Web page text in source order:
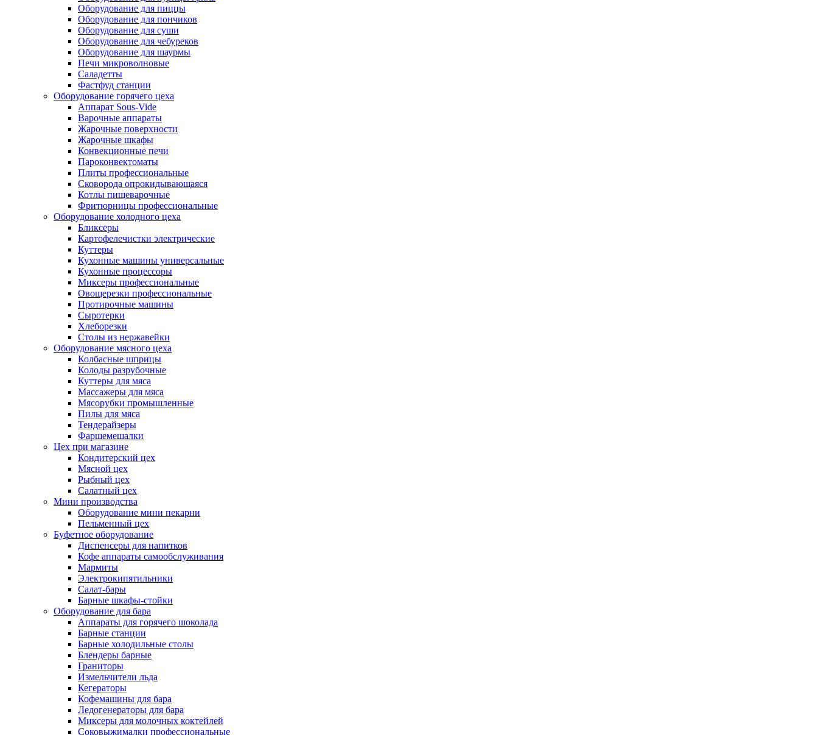
Оборудование для пиццы
Оборудование для пончиков
Оборудование для суши
Оборудование для чебуреков
Оборудование для шаурмы
Печи микроволновые
Саладетты
Фастфуд станции
Оборудование горячего цеха
Аппарат Sous-Vide
Варочные аппараты
Жарочные поверхности
Жарочные шкафы
Конвекционные печи
Пароконвектоматы
Плиты профессиональные
Сковорода опрокидывающаяся
Котлы пищеварочные
Фритюрницы профессиональные
Оборудование холодного цеха
Бликсеры
Картофелечистки электрические
Куттеры
Кухонные машины универсальные
Кухонные процессоры
Миксеры профессиональные
Овощерезки профессиональные
Протирочные машины
Сыротерки
Хлеборезки
Столы из нержавейки
Оборудование мясного цеха
Колбасные шприцы
Колоды разрубочные
Куттеры для мяса
Массажеры для мяса
Мясорубки промышленные
Пилы для мяса
Тендерайзеры
Фаршемешалки
Цех при магазине
Кондитерский цех
Мясной цех
Рыбный цех
Салатный цех
Мини производства
Оборудование мини пекарни
Пельменный цех
Буфетное оборудование
Диспенсеры для напитков
Кофе аппараты самообслуживания
Мармиты
Электрокипятильники
Cалат-бары
Барные шкафы-стойки
Оборудование для бара
Аппараты для горячего шоколада
Барные станции
Барные холодильные столы
Блендеры барные
Граниторы
Измельчители льда
Кегераторы
Кофемашины для бара
Ледогенераторы для бара
Миксеры для молочных коктейлей
Соковыжималки профессиональные